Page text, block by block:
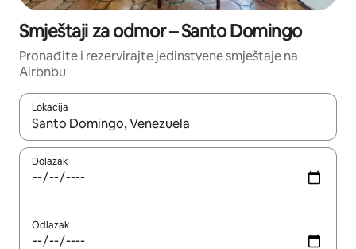
Smještaji za odmor – Santo Domingo
Pronađite i rezervirajte jedinstvene smještaje na
Airbnbu
Lokacija
Kada budu dostupni rezultati, moći ćete ih pregledati
Dolazak
Odlazak